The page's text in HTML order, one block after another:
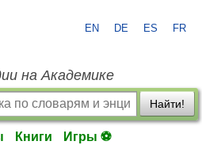
EN DE ES FR
на Академике
Найти!
Книги Игры ⚽